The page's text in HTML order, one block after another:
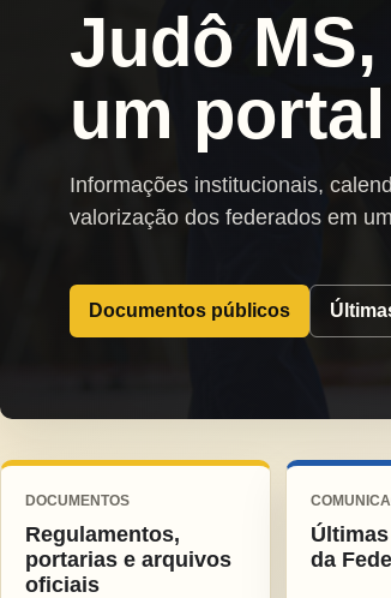
Judô
um
Informações institucionais,
valorização dos federados em
Documentos públicos
DOCUMENTOS
Regulamentos,
portarias e arquivos
oficiais
da